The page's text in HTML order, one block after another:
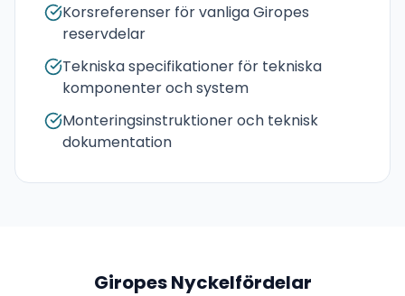
Korsreferenser för vanliga Giropes
reservdelar
Tekniska specifikationer för tekniska
komponenter och system
Monteringsinstruktioner och teknisk
dokumentation
GiropesNyckelfördelar